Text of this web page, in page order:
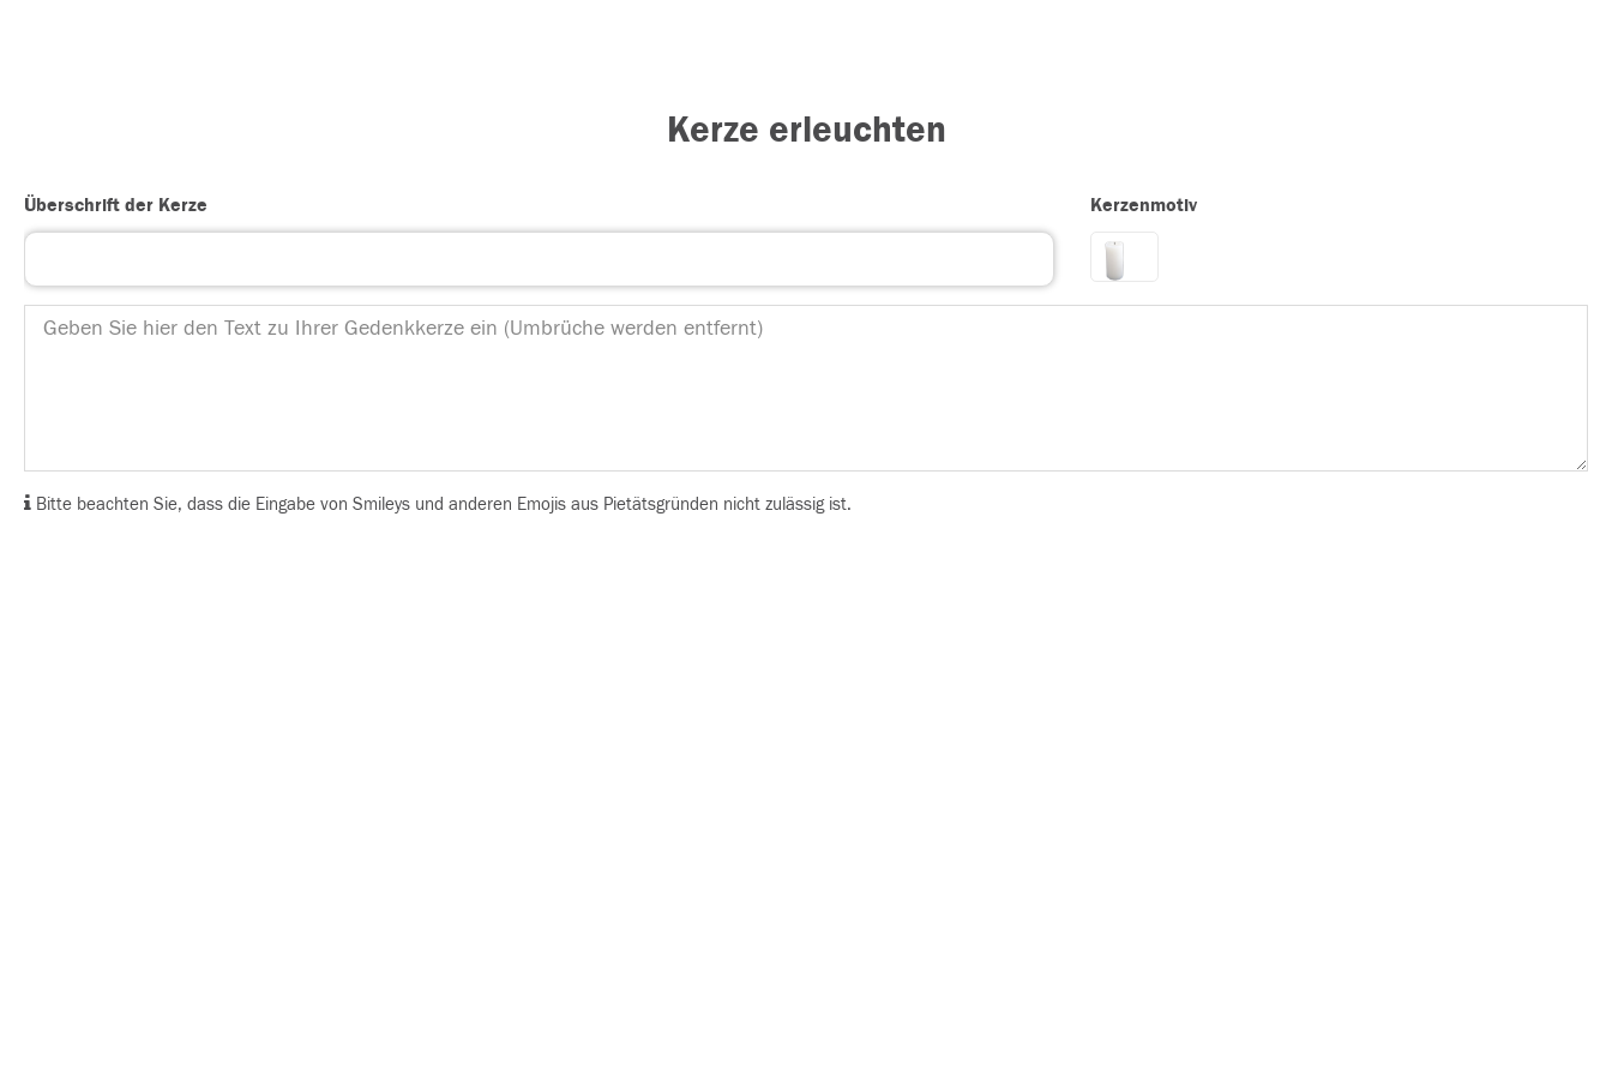
Kerze erleuchten
Überschrift der Kerze Kerzenmotiv
Bitte beachten Sie, dass die Eingabe von Smileys und anderen Emojis aus Pietätsgründen nicht zulässig ist.